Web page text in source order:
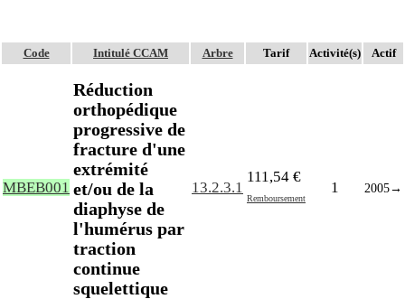
Code Intitulé CCAM Arbre Tarif Activité(s) Actif
MBEB001
Réduction
orthopédique
progressive de
fracture d'une
extrémité
et/ou de la
diaphyse de
l'humérus par
traction
continue
squelettique
13.2.3.1
111,54 €
Remboursement
1 2005→